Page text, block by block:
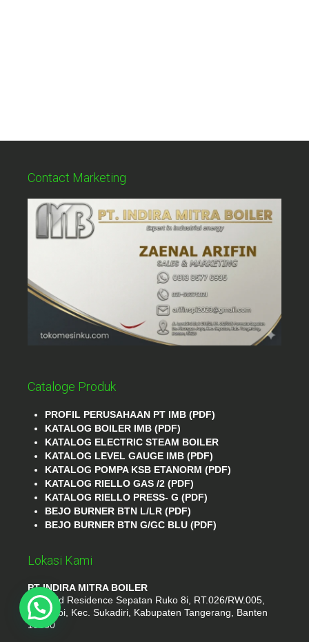
Contact Marketing
Cataloge Produk
PROFIL PERUSAHAAN PT IMB (PDF)
KATALOG BOILER IMB (PDF)
KATALOG ELECTRIC STEAM BOILER
KATALOG LEVEL GAUGE IMB (PDF)
KATALOG POMPA KSB ETANORM (PDF)
KATALOG RIELLO GAS /2 (PDF)
KATALOG RIELLO PRESS- G (PDF)
BEJO BURNER BTN L/LR (PDF)
BEJO BURNER BTN G/GC BLU (PDF)
Lokasi Kami
PT INDIRA MITRA BOILER
Emerald Residence Sepatan Ruko 8i, RT.026/RW.005,
Kosambi, Kec. Sukadiri, Kabupaten Tangerang, Banten
15530